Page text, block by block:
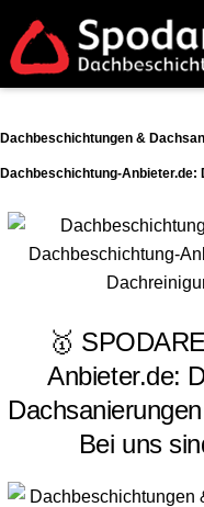
Dachbeschichtungen &
Dachbeschichtung-
🥇
Anbieter.de:
Bei uns